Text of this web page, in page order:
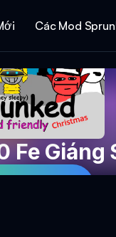
Các Mod
Fe Giáng